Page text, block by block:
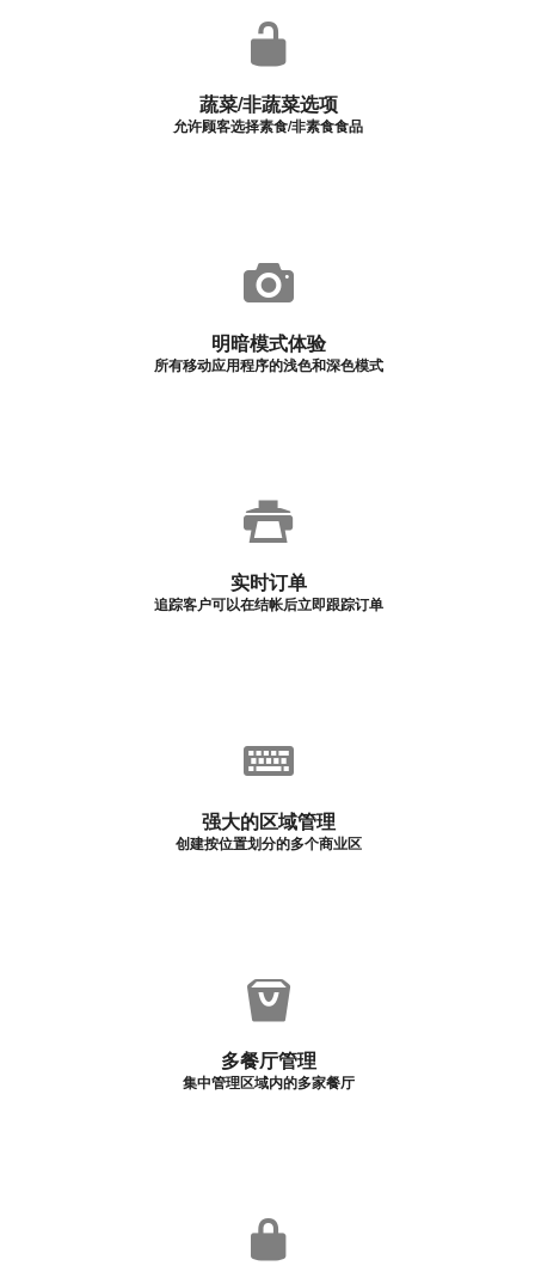
蔬菜/非蔬菜选项
允许顾客选择素食/非素食食品
明暗模式体验
所有移动应用程序的浅色和深色模式
实时订单
追踪客户可以在结帐后立即跟踪订单
强大的区域管理
创建按位置划分的多个商业区
多餐厅管理
集中管理区域内的多家餐厅